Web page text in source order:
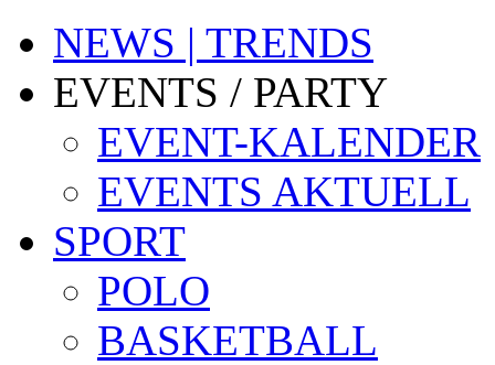
NEWS | TRENDS
EVENTS / PARTY
EVENT-KALENDER
EVENTS AKTUELL
SPORT
POLO
BASKETBALL